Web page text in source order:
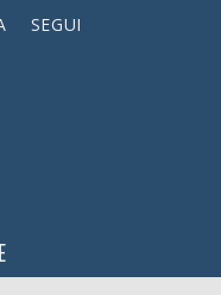
SEGUI